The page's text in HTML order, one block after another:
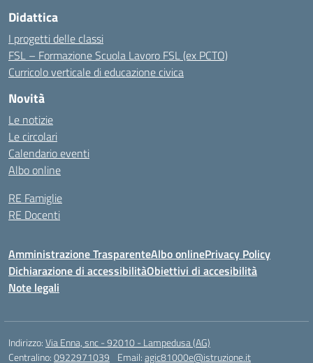
Didattica
I progetti delle classi
FSL – Formazione Scuola Lavoro FSL (ex PCTO)
Curricolo verticale di educazione civica
Novità
Le notizie
Le circolari
Calendario eventi
Albo online
RE Famiglie
RE Docenti
Amministrazione TrasparenteAlbo onlinePrivacy Policy
Dichiarazione di accessibilitàObiettivi di accesibilità
Note legali
Indirizzo:Via Enna, snc - 92010 - Lampedusa (AG)
Centralino:0922971039 Email:agic81000e@istruzione.it